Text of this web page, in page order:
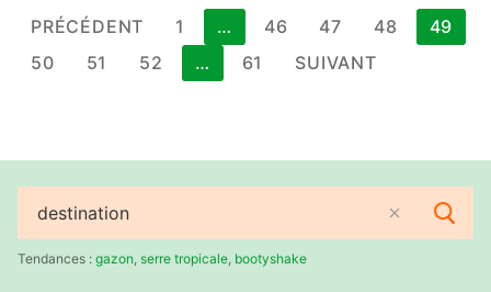
Pagination
des
PRÉCÉDENT 1 … 46 47 48
49
50
51 52 … 61 SUIVANT
Rechercher
:Tendances : gazon serre tropicale bootyshake